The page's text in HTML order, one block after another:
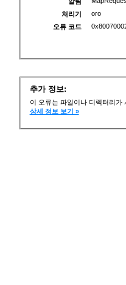
처리기
oro
오류 코드
추가 정보:
이 오류는 파일이나 디렉터리가
상세 정보 보기 »